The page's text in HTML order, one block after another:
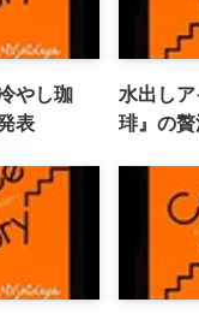
やし珈
表
水出し
琲』の